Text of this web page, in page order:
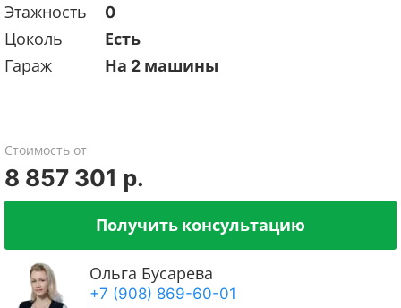
Этажность
0
Цоколь
Есть
Гараж
На 2 машины
Стоимость от
8 857 301 р.
Получить консультацию
Ольга Бусарева
+7 (908) 869-60-01